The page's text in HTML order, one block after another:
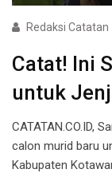
Redaksi Catatan
Catat! Ini
untuk
CATATAN.CO.ID,
calon murid baru
Kabupaten